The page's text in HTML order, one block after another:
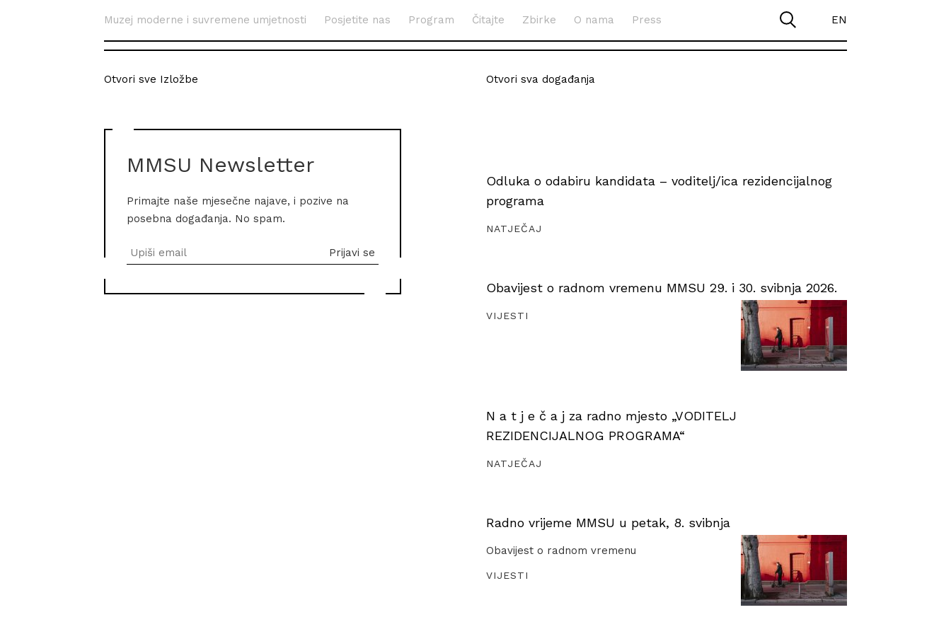
Muzej moderne i suvremene umjetnosti Posjetite nas Program Čitajte Zbirke O nama Press EN
Otvori sve Izložbe
MMSU Newsletter
Primajte naše mjesečne najave, i pozive na
posebna događanja. No spam.
Otvori sva događanja
Odluka o odabiru kandidata – voditelj/ica rezidencijalnog
programa
NATJEČAJ
Obavijest o radnom vremenu MMSU 29. i 30. svibnja 2026.
VIJESTI
N a t j e č a j za radno mjesto „VODITELJ
REZIDENCIJALNOG PROGRAMA“
NATJEČAJ
Radno vrijeme MMSU u petak, 8. svibnja
Obavijest o radnom vremenu
VIJESTI